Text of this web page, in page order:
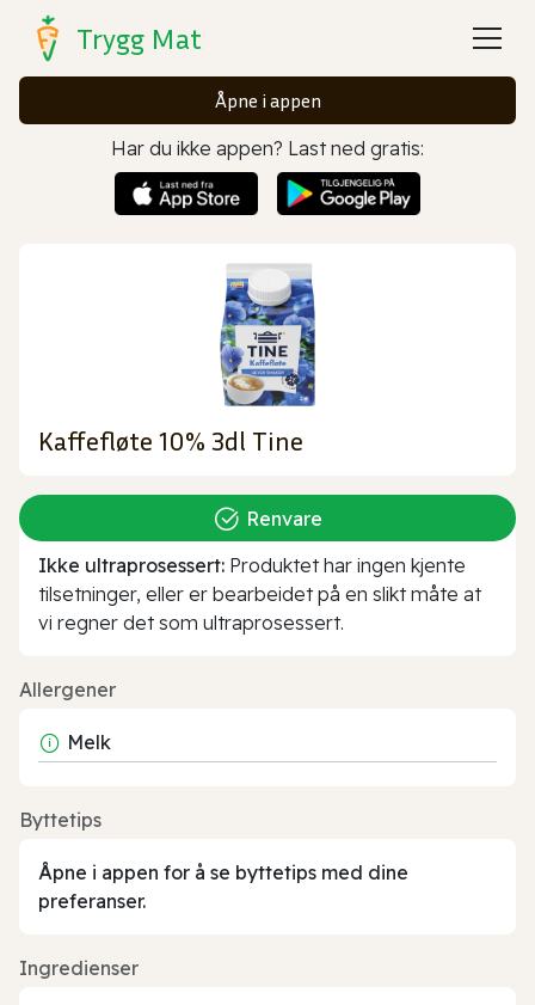
Trygg Mat
Åpne i appen
Har du ikke appen? Last ned gratis:
Kaffefløte 10% 3dl Tine
Renvare
Ikke ultraprosessert: Produktet har ingen kjente
tilsetninger, eller er bearbeidet på en slikt måte at
vi regner det som ultraprosessert.
Allergener
Melk
Byttetips
Åpne i appen for å se byttetips med dine
preferanser.
Ingredienser